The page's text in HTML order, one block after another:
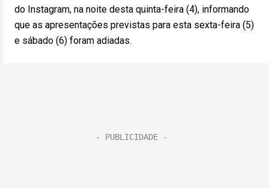
do Instagram, na noite desta quinta-feira (4), informando
que as apresentações previstas para esta sexta-feira (5)
e sábado (6) foram adiadas.